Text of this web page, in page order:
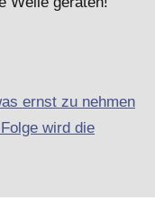
ernst zu nehmen
wird die